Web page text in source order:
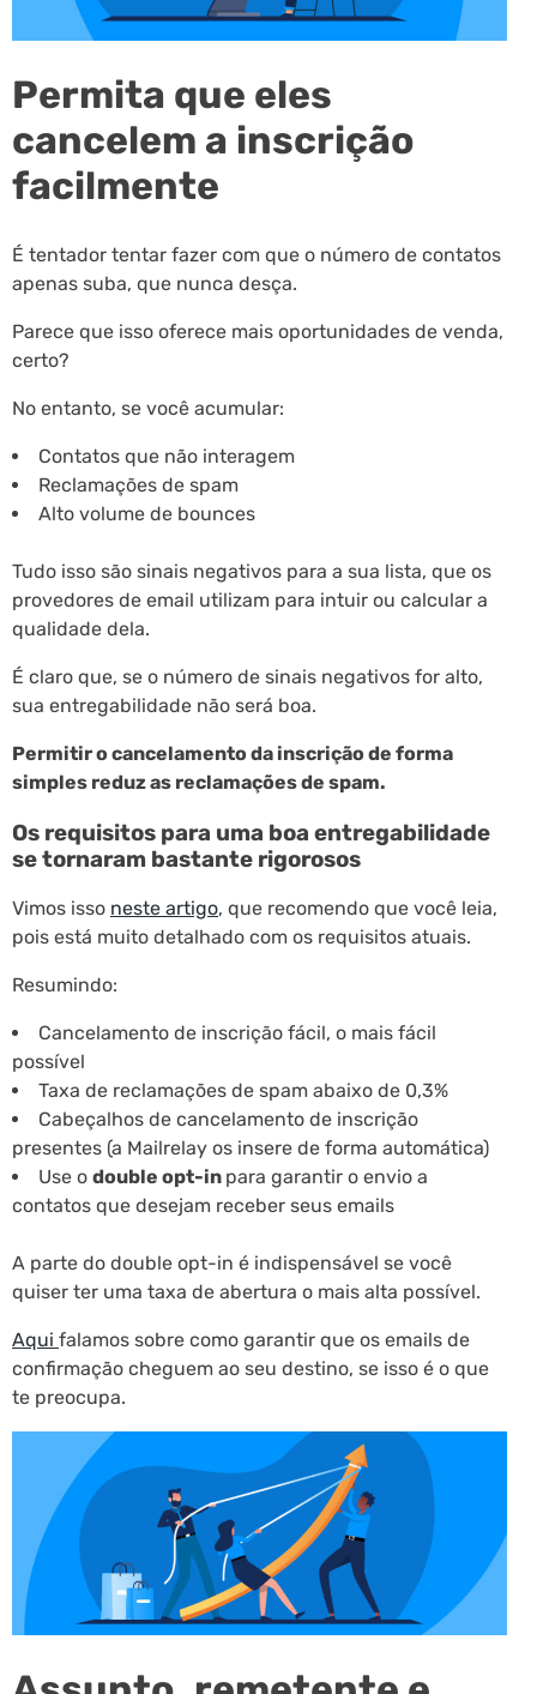
Permita que eles
cancelem a inscrição
facilmente
É tentador tentar fazer com que o número de contatos
apenas suba, que nunca desça.
Parece que isso oferece mais oportunidades de venda,
certo?
No entanto, se você acumular:
Contatos que não interagem
Reclamações de spam
Alto volume de bounces
Tudo isso são sinais negativos para a sua lista, que os
provedores de email utilizam para intuir ou calcular a
qualidade dela.
É claro que, se o número de sinais negativos for alto,
sua entregabilidade não será boa.
Permitir o cancelamento da inscrição de forma
simples reduz as reclamações de spam.
Os requisitos para uma boa entregabilidade
se tornaram bastante rigorosos
Vimos isso neste artigo, que recomendo que você leia,
pois está muito detalhado com os requisitos atuais.
Resumindo:
Cancelamento de inscrição fácil, o mais fácil
possível
Taxa de reclamações de spam abaixo de 0,3%
Cabeçalhos de cancelamento de inscrição
presentes (a Mailrelay os insere de forma automática)
Use o double opt-in para garantir o envio a
contatos que desejam receber seus emails
A parte do double opt-in é indispensável se você
quiser ter uma taxa de abertura o mais alta possível.
Aqui falamos sobre como garantir que os emails de
confirmação cheguem ao seu destino, se isso é o que
te preocupa.